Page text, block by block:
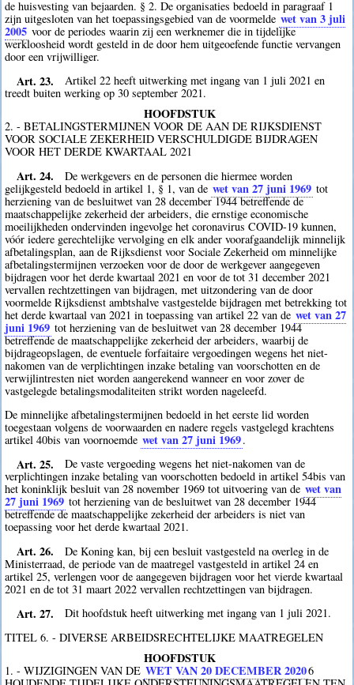
de huisvesting van bejaarden. § 2. De organisaties bedoeld in paragraaf 1
zijn uitgesloten van het toepassingsgebied van de voormelde wet van 3 juli
2005 voor de periodes waarin zij een werknemer die in tijdelijke
werkloosheid wordt gesteld in de door hem uitgeoefende functie vervangen
door een vrijwilliger.
Art. 23.
Artikel 22 heeft uitwerking met ingang van 1 juli 2021 en
treedt buiten werking op 30 september 2021.
HOOFDSTUK
2. - BETALINGSTERMIJNEN VOOR DE AAN DE RIJKSDIENST
VOOR SOCIALE ZEKERHEID VERSCHULDIGDE BIJDRAGEN
VOOR HET DERDE KWARTAAL 2021
Art. 24.
De werkgevers en de personen die hiermee worden
gelijkgesteld bedoeld in artikel 1, § 1, van de wet van 27 juni 1969 tot
herziening van de besluitwet van 28 december 1944 betreffende de
maatschappelijke zekerheid der arbeiders, die ernstige economische
moeilijkheden ondervinden ingevolge het coronavirus COVID-19 kunnen,
vóór iedere gerechtelijke vervolging en elk ander voorafgaandelijk minnelijk
afbetalingsplan, aan de Rijksdienst voor Sociale Zekerheid om minnelijke
afbetalingstermijnen verzoeken voor de door de werkgever aangegeven
bijdragen voor het derde kwartaal 2021 en voor de tot 31 december 2021
vervallen rechtzettingen van bijdragen, met uitzondering van de door
voormelde Rijksdienst ambtshalve vastgestelde bijdragen met betrekking tot
het derde kwartaal van 2021 in toepassing van artikel 22 van de wet van 27
juni 1969 tot herziening van de besluitwet van 28 december 1944
betreffende de maatschappelijke zekerheid der arbeiders, waarbij de
bijdrageopslagen, de eventuele forfaitaire vergoedingen wegens het niet-
nakomen van de verplichtingen inzake betaling van voorschotten en de
verwijlintresten niet worden aangerekend wanneer en voor zover de
vastgelegde betalingsmodaliteiten strikt worden nageleefd.
De minnelijke afbetalingstermijnen bedoeld in het eerste lid worden
toegestaan volgens de voorwaarden en nadere regels vastgelegd krachtens
artikel 40bis van voornoemde wet van 27 juni 1969.
Art. 25.
De vaste vergoeding wegens het niet-nakomen van de
verplichtingen inzake betaling van voorschotten bedoeld in artikel 54bis van
het koninklijk besluit van 28 november 1969 tot uitvoering van de wet van
27 juni 1969 tot herziening van de besluitwet van 28 december 1944
betreffende de maatschappelijke zekerheid der arbeiders is niet van
toepassing voor het derde kwartaal 2021.
Art. 26.
De Koning kan, bij een besluit vastgesteld na overleg in de
Ministerraad, de periode van de maatregel vastgesteld in artikel 24 en
artikel 25, verlengen voor de aangegeven bijdragen voor het vierde kwartaal
2021 en de tot 31 maart 2022 vervallen rechtzettingen van bijdragen.
Art. 27.
Dit hoofdstuk heeft uitwerking met ingang van 1 juli 2021.
TITEL 6. - DIVERSE ARBEIDSRECHTELIJKE MAATREGELEN
HOOFDSTUK
1. - WIJZIGINGEN VAN DE WET VAN 20 DECEMBER 20206